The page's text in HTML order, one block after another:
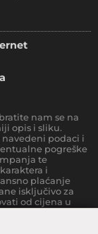
nam se na
opis i sliku.
navedeni podaci i
pogreške
te
i
plaćanje
isključivo za
od cijena u